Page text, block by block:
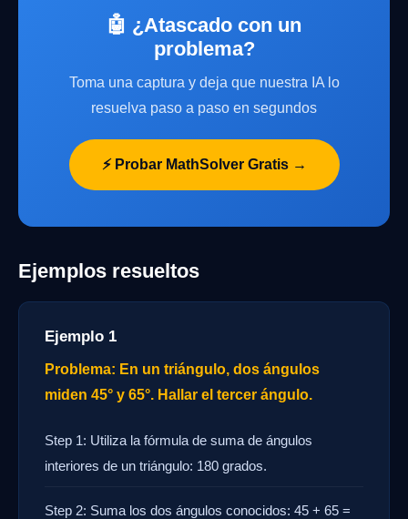
🤖 ¿Atascado con un
problema?
Toma una captura y deja que nuestra IA lo
resuelva paso a paso en segundos
⚡ Probar MathSolver Gratis →
Ejemplos resueltos
Ejemplo 1
Problema: En un triángulo, dos ángulos
miden 45° y 65°. Hallar el tercer ángulo.
Step 1: Utiliza la fórmula de suma de ángulos
interiores de un triángulo: 180 grados.
Step 2: Suma los dos ángulos conocidos: 45 + 65 =